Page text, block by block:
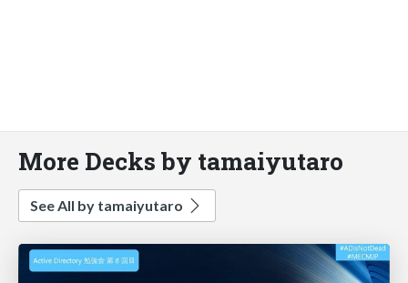
More Decks by tamaiyutaro
See All by tamaiyutaro